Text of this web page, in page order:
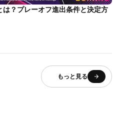
？プレーオフ進出条件と決定方
もっと見る